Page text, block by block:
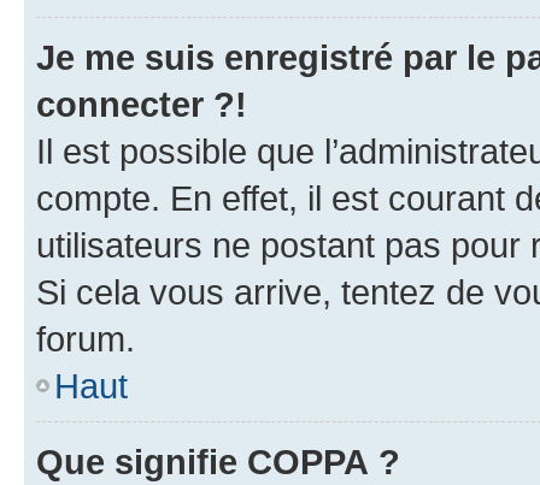
Je me suis enregistré par le
connecter ?!
Il est possible que
compte. En effet, il est courant
utilisateurs ne postant pas pour
Si cela vous arrive, tentez de
forum.
Haut
Que signifie COPPA ?